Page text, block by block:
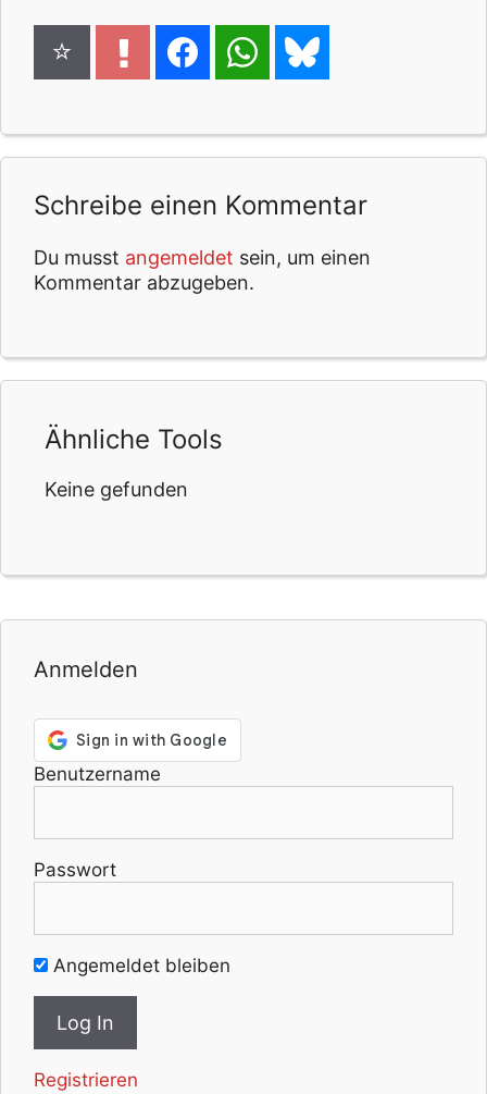
Schreibe einen Kommentar
Du musst angemeldet sein, um einen
Kommentar abzugeben.
Ähnliche Tools
Keine gefunden
Anmelden
Benutzername
Passwort
Angemeldet bleiben
Registrieren